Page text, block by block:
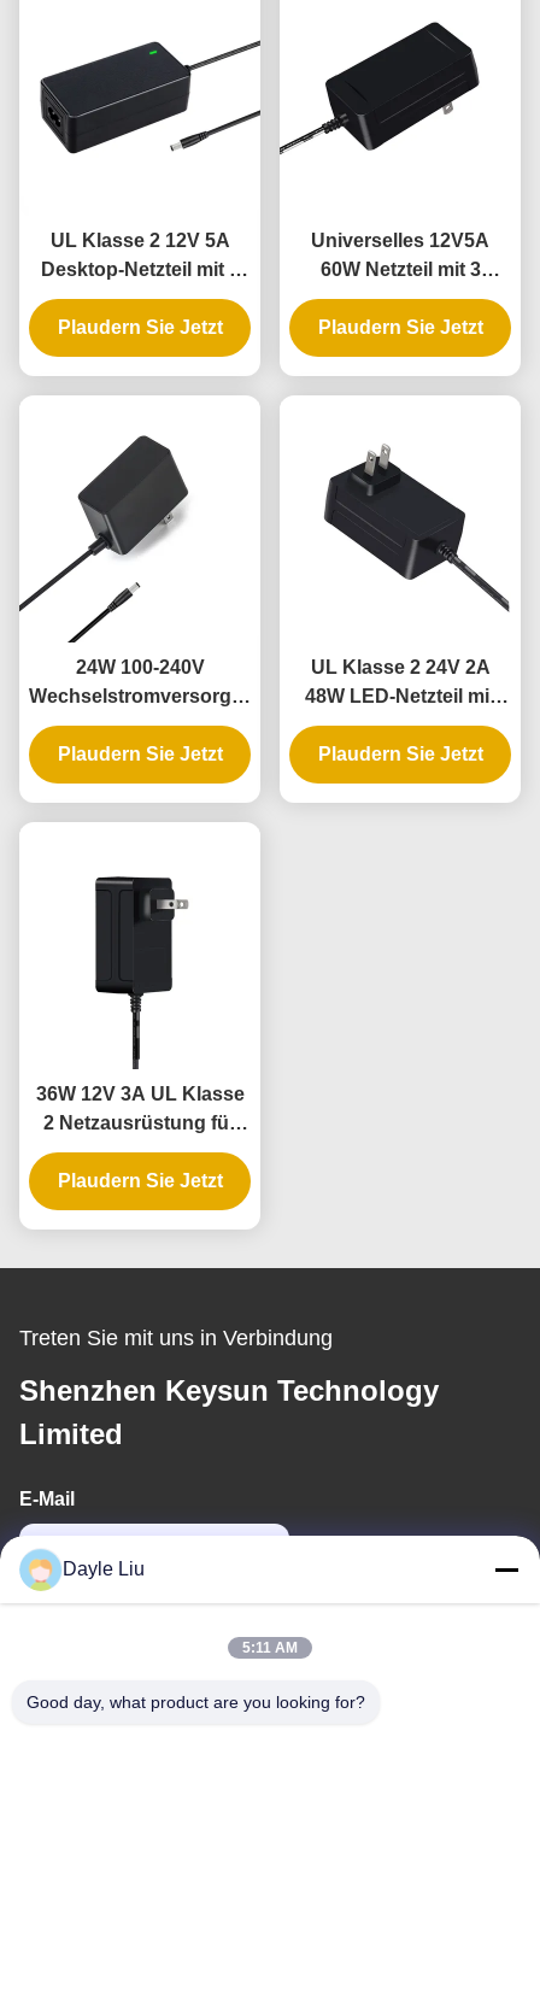
UL Klasse 2 12V 5A
Desktop-Netzteil mit 3
Jahren Garantie und
DOE VI Konformität
Plaudern Sie Jetzt
Universelles 12V5A
60W Netzteil mit 3
Jahren Garantie für
flexible LED-
Seilleuchten
Plaudern Sie Jetzt
24W 100-240V
Wechselstromversorgung
mit 100% PC-Material für
LED-Streifenleuchten
und CCTV-Kameras
Plaudern Sie Jetzt
UL Klasse 2 24V 2A
48W LED-Netzteil mit
100-240V Eingang für
LED-Lichtband
Plaudern Sie Jetzt
36W 12V 3A UL Klasse
2 Netzausrüstung für
LED-Leuchtenstreifen
mit 3-Jahres-Garantie
und sicherer
Plaudern Sie Jetzt
Treten Sie mit uns in Verbindung
Shenzhen Keysun Technology
Limited
E-Mail
Dayle Liu
5:11 AM
Good day, what product are you looking for?